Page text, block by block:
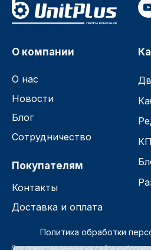
О компании
О нас
Новости
Блог
Сотрудничество
Покупателям
Контакты
Доставка и оплата
Политика обработки
Вся представленная на сайте